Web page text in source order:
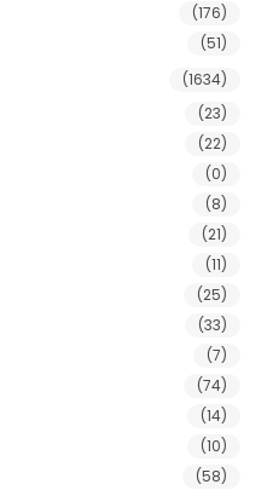
(176)
(51)
(1634)
(23)
(22)
(0)
(8)
(21)
(11)
(25)
(33)
(7)
(74)
(14)
(10)
(58)